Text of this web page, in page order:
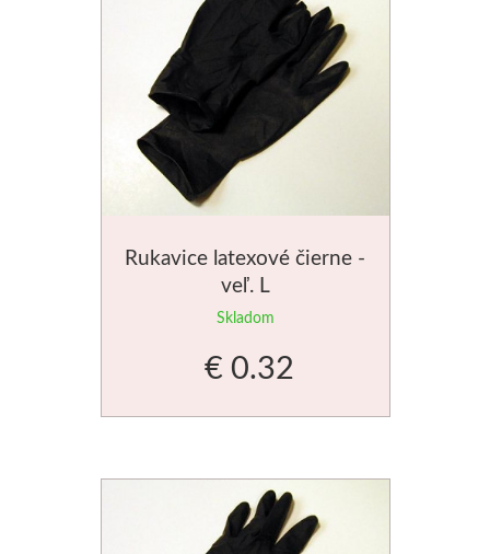
Rukavice latexové čierne -
veľ. L
Skladom
€ 0.32